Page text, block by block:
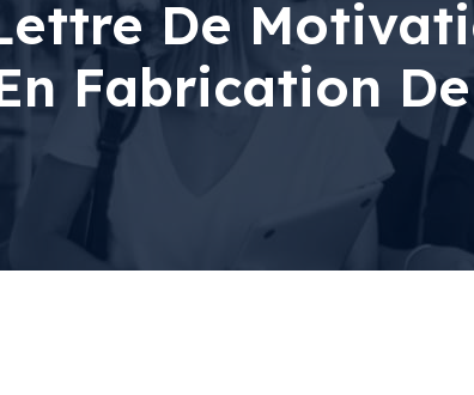
De
Fabrication